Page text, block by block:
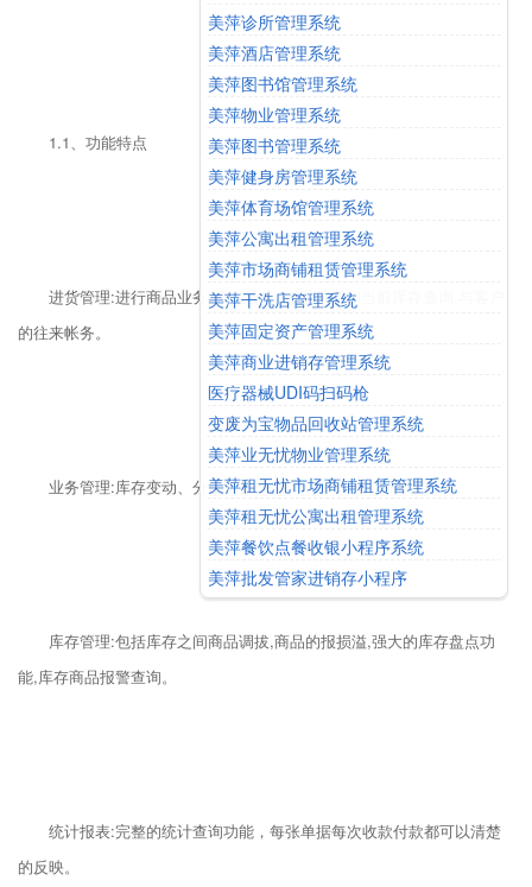
1.1、功能特点
进货管理:进行商品业务,顾客退货,销/退单据和当前库存查询,与客户
的往来帐务。
业务管理:库存变动、分店调拨
库存管理:包括库存之间商品调拔,商品的报损溢,强大的库存盘点功
能,库存商品报警查询。
统计报表:完整的统计查询功能，每张单据每次收款付款都可以清楚
的反映。
美萍诊所管理系统
美萍酒店管理系统
美萍图书馆管理系统
美萍物业管理系统
美萍图书管理系统
美萍健身房管理系统
美萍体育场馆管理系统
美萍公寓出租管理系统
美萍市场商铺租赁管理系统
美萍干洗店管理系统
美萍固定资产管理系统
美萍商业进销存管理系统
医疗器械UDI码扫码枪
变废为宝物品回收站管理系统
美萍业无忧物业管理系统
美萍租无忧市场商铺租赁管理系统
美萍租无忧公寓出租管理系统
美萍餐饮点餐收银小程序系统
美萍批发管家进销存小程序